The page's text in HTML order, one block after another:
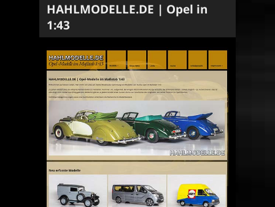
HAHLMODELLE.DE | Opel in
1:43